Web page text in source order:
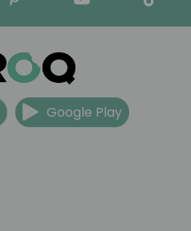
Google Play